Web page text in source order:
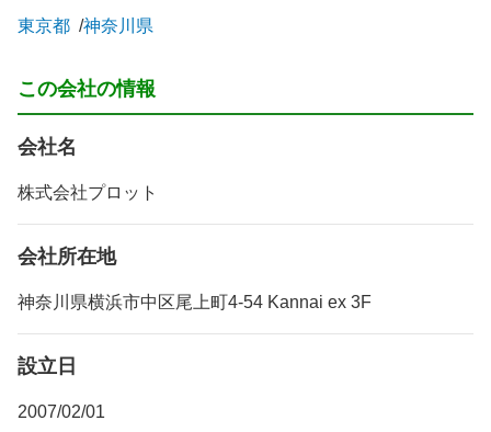
東京都 神奈川県
この会社の情報
会社名
株式会社プロット
会社所在地
神奈川県横浜市中区尾上町4-54 Kannai ex 3F
設立日
2007/02/01